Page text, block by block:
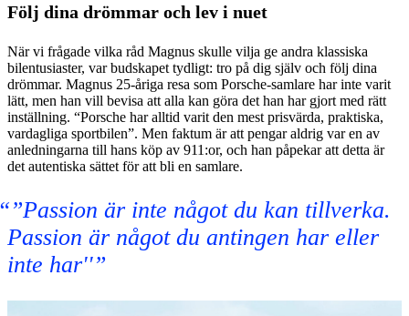
Följ dina drömmar och lev i nuet
När vi frågade vilka råd Magnus skulle vilja ge andra klassiska
bilentusiaster, var budskapet tydligt: tro på dig själv och följ dina
drömmar. Magnus 25-åriga resa som Porsche-samlare har inte varit
lätt, men han vill bevisa att alla kan göra det han har gjort med rätt
inställning. “Porsche har alltid varit den mest prisvärda, praktiska,
vardagliga sportbilen”. Men faktum är att pengar aldrig var en av
anledningarna till hans köp av 911:or, och han påpekar att detta är
det autentiska sättet för att bli en samlare.
”Passion är inte något du kan tillverka.
Passion är något du antingen har eller
inte har''